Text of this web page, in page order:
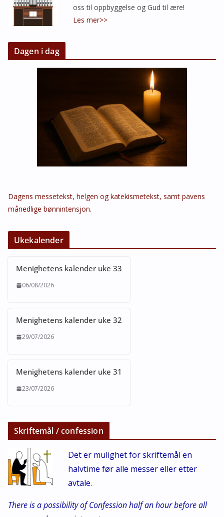
oss til oppbyggelse og Gud til ære!
Les mer>>
Dagen i dag
Dagens messetekst, helgen og katekismetekst, samt pavens
månedlige bønnintensjon.
Ukekalender
Menighetens kalender uke 33
06/08/2026
Menighetens kalender uke 32
29/07/2026
Menighetens kalender uke 31
23/07/2026
Skriftemål / confession
Det er mulighet for skriftemål en
halvtime før alle messer eller etter
avtale.
There is a possibility of Confession half an hour before all